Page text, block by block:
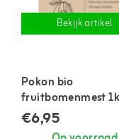
Bekijk artikel
Pokon bio
fruitbomenmest
€6,95